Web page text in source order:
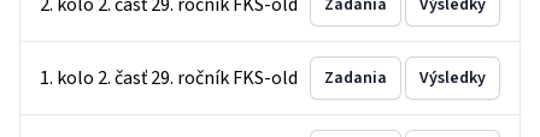
Zadania Výsledky
1. kolo 2. časť 29. ročník FKS-old Zadania Výsledky